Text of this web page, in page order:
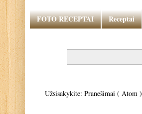
FOTO RECEPTAI Receptai
Užsisakykite: Pranešimai ( Atom )